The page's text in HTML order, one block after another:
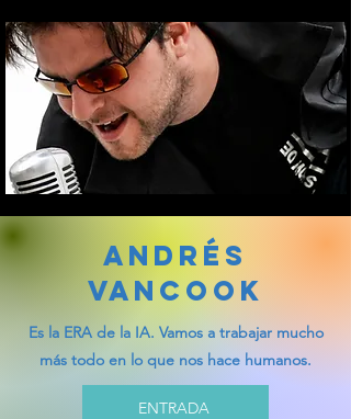
ANDRÉS
VANCOOK
Es la ERA de la IA. Vamos a trabajar mucho
más todo en lo que nos hace humanos.
ENTRADA